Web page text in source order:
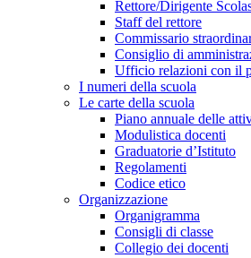
Rettore/Dirigente
Staff del rettore
Commissario
Consiglio di
Ufficio relazioni con il
I numeri della scuola
Le carte della scuola
Piano annuale delle
Modulistica docenti
Graduatorie d’Istituto
Regolamenti
Codice etico
Organizzazione
Organigramma
Consigli di classe
Collegio dei docenti